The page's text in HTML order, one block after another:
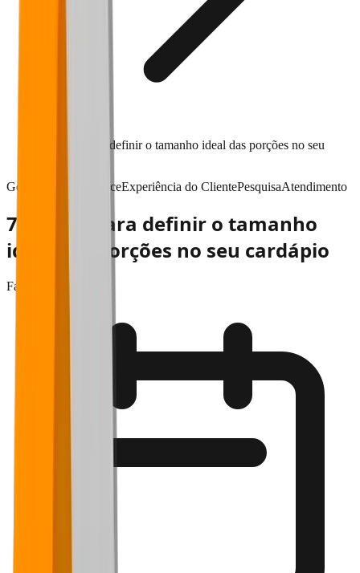
7 passos para definir o tamanho ideal das porções no seu
Gestão & performanceExperiência do ClientePesquisaAtendimento
7 passos para definir o tamanho
ideal das porções no seu cardápio
Falaê